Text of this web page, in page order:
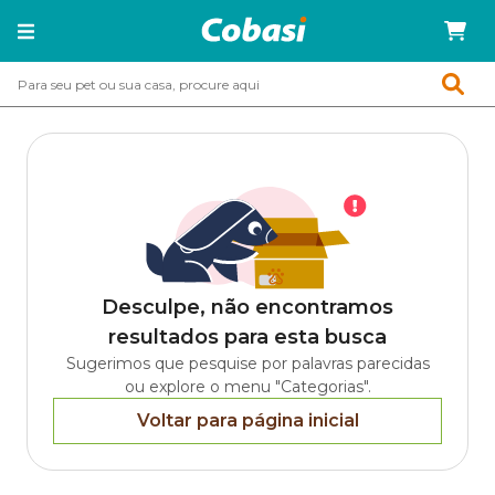
Desculpe, não encontramos
resultados para esta busca
Sugerimos que pesquise por palavras parecidas
ou explore o menu "Categorias".
Voltar para página inicial